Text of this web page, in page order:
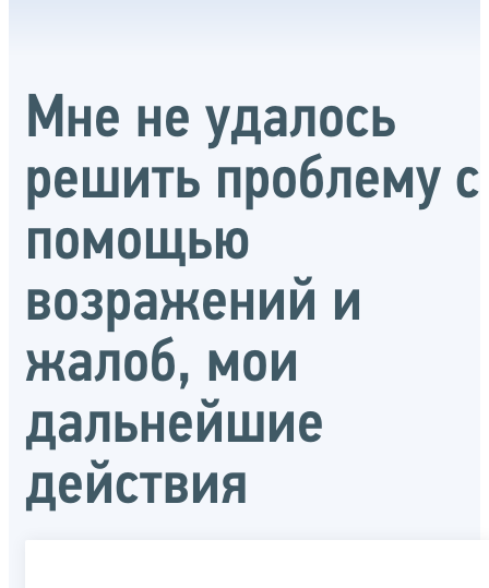
Мне не удалось
решить проблему с
помощью
возражений и
жалоб, мои
дальнейшие
действия